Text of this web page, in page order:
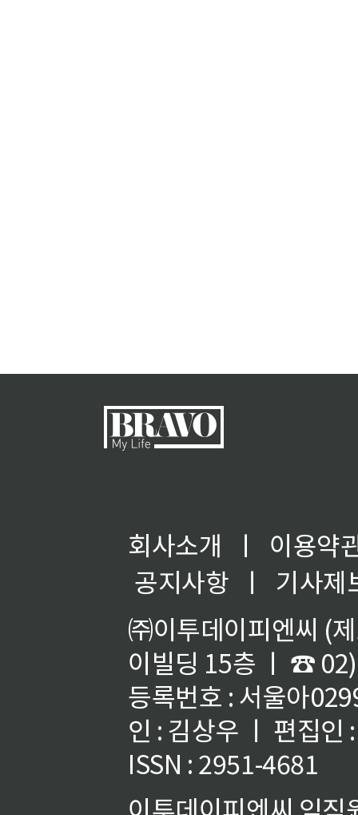
회사소개 ㅣ
이용약
공지사항
ㅣ
기사제
㈜이투데이피엔씨 (
이빌딩 15층 ㅣ ☎
등록번호 : 서울아
인 : 김상우 ㅣ 편집인
ISSN : 2951-4681